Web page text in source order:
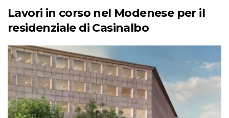
Lavori in corso nel Modenese per il
residenziale di Casinalbo